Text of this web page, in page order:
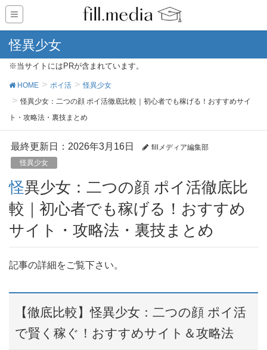
怪異少女
※当サイトにはPRが含まれています。
HOME ポイ活
怪異少女
怪異少女：二つの顔 ポイ活徹底比較｜初心者でも稼げる！おすすめサイ
ト・攻略法・裏技まとめ
最終更新日：2026年3月16日
fillメディア編集部
怪異少女
怪異少女：二つの顔 ポイ活徹底比
較｜初心者でも稼げる！おすすめ
サイト・攻略法・裏技まとめ
記事の詳細をご覧下さい。
【徹底比較】怪異少女：二つの顔 ポイ活
で賢く稼ぐ！おすすめサイト＆攻略法